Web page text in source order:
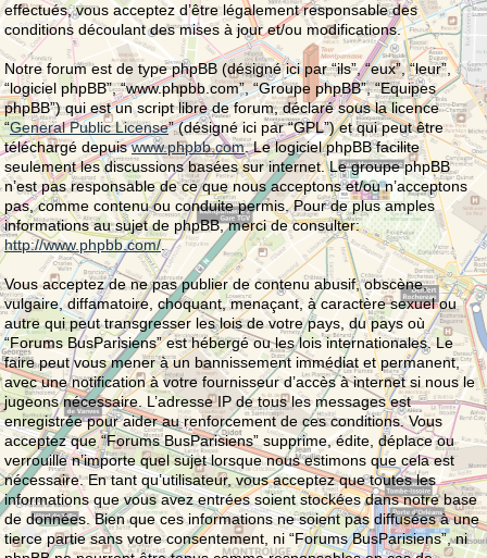
effectués, vous acceptez d’être légalement responsable des
conditions découlant des mises à jour et/ou modifications.
Notre forum est de type phpBB (désigné ici par “ils”, “eux”, “leur”,
“logiciel phpBB”, “www.phpbb.com”, “Groupe phpBB”, “Equipes
phpBB”) qui est un script libre de forum, déclaré sous la licence
“General Public License” (désigné ici par “GPL”) et qui peut être
téléchargé depuiswww.phpbb.com. Le logiciel phpBB facilite
seulement les discussions basées sur internet. Le groupe phpBB
n’est pas responsable de ce que nous acceptons et/ou n’acceptons
pas, comme contenu ou conduite permis. Pour de plus amples
informations au sujet de phpBB, merci de consulter:
http://www.phpbb.com/.
Vous acceptez de ne pas publier de contenu abusif, obscène,
vulgaire, diffamatoire, choquant, menaçant, à caractère sexuel ou
autre qui peut transgresser les lois de votre pays, du pays où
“Forums BusParisiens” est hébergé ou les lois internationales. Le
faire peut vous mener à un bannissement immédiat et permanent,
avec une notification à votre fournisseur d’accès à internet si nous le
jugeons nécessaire. L’adresse IP de tous les messages est
enregistrée pour aider au renforcement de ces conditions. Vous
acceptez que “Forums BusParisiens” supprime, édite, déplace ou
verrouille n’importe quel sujet lorsque nous estimons que cela est
nécessaire. En tant qu’utilisateur, vous acceptez que toutes les
informations que vous avez entrées soient stockées dans notre base
de données. Bien que ces informations ne soient pas diffusées à une
tierce partie sans votre consentement, ni “Forums BusParisiens”, ni